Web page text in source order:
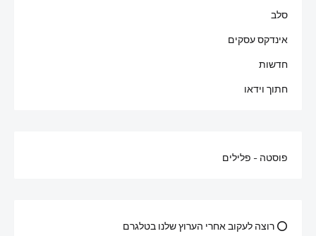
סלב
אינדקס עסקים
חדשות
חתוך וידאו
פוסטה - פלילים
⭕ רוצה לעקוב אחרי הערוץ שלנו בטלגרם